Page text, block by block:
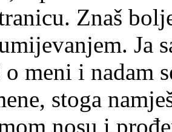
Znaš
Ja
meni i nadam
stoga
nosu i